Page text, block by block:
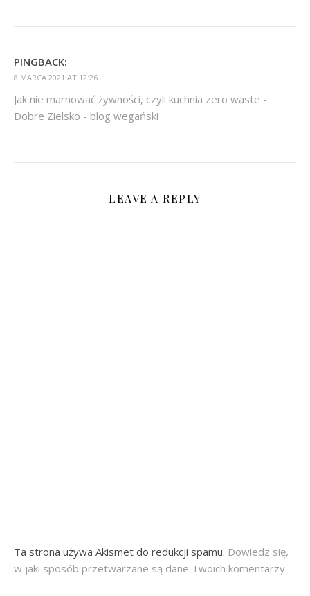
PINGBACK:
8 MARCA 2021 AT 12:26
Jak nie marnować żywności, czyli kuchnia zero waste -
Dobre Zielsko - blog wegański
LEAVE A REPLY
Ta strona używa Akismet do redukcji spamu. Dowiedz się,
w jaki sposób przetwarzane są dane Twoich komentarzy.